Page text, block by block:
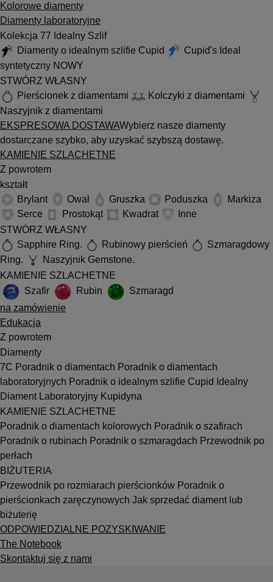
Kolorowe diamenty
Diamenty laboratoryjne
Kolekcja 77 Idealny Szlif
Diamenty o idealnym szlifie Cupid
Cupid's Ideal
syntetyczny NOWY
STWÓRZ WŁASNY
Pierścionek z diamentami
Kolczyki z diamentami
Naszyjnik z diamentami
EKSPRESOWA DOSTAWAWybierz nasze diamenty
dostarczane szybko, aby uzyskać szybszą dostawę.
KAMIENIE SZLACHETNE
Z powrotem
kształt
Brylant
Owal Gruszka Poduszka
Markiza
Serce
Prostokąt Kwadrat
Inne
STWÓRZ WŁASNY
Sapphire Ring.
Rubinowy pierścień
Szmaragdowy
Ring.
Naszyjnik Gemstone.
KAMIENIE SZLACHETNE
Szafir
Rubin
Szmaragd
na zamówienie
Edukacja
Z powrotem
Diamenty
7C Poradnik o diamentach Poradnik o diamentach
laboratoryjnych Poradnik o idealnym szlifie Cupid Idealny
Diament Laboratoryjny Kupidyna
KAMIENIE SZLACHETNE
Poradnik o diamentach kolorowych Poradnik o szafirach
Poradnik o rubinach Poradnik o szmaragdach Przewodnik po
perłach
BIŻUTERIA
Przewodnik po rozmiarach pierścionków Poradnik o
pierścionkach zaręczynowych Jak sprzedać diament lub
biżuterię
ODPOWIEDZIALNE POZYSKIWANIE
The Notebook
Skontaktuj się z nami